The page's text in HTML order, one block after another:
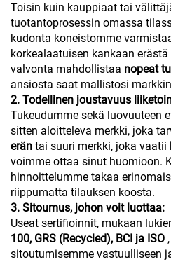
Toisin kuin kauppiaat tai
tuotantoprosessin omassa
kudonta koneistomme
korkealaatuisen kankaan
valvonta mahdollistaa nopeat
ansiosta saat mallistosi
2. Todellinen joustavuus
Tukeudumme sekä luovuuteen
sitten aloitteleva merkki, joka
erän tai suuri merkki, joka vaatii
voimme ottaa sinut huomioon.
hinnoittelumme takaa
riippumatta tilauksen koosta.
3. Sitoumus, johon voit luottaa:
Useat sertifioinnit, mukaan
100, GRS (Recycled), BCI ja ISO
sitoutumisemme vastuulliseen